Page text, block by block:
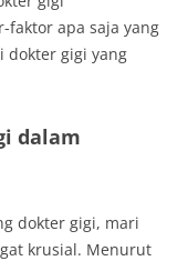
apa saja yang
dokter gigi yang
dalam
dokter gigi, mari
krusial. Menurut